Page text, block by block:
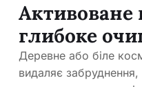
Активоване
глибоке
Деревне або біле
видаляє